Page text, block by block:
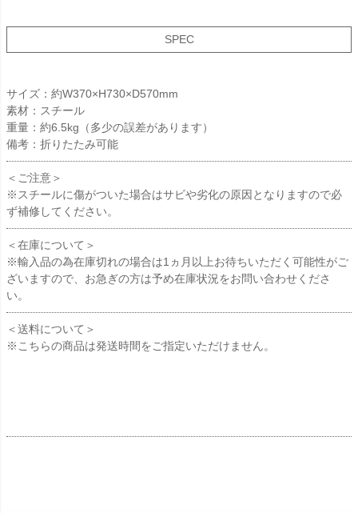
SPEC
サイズ：約W370×H730×D570mm
素材：スチール
重量：約6.5kg（多少の誤差があります）
備考：折りたたみ可能
＜ご注意＞
※スチールに傷がついた場合はサビや劣化の原因となりますので必
ず補修してください。
＜在庫について＞
※輸入品の為在庫切れの場合は1ヵ月以上お待ちいただく可能性がご
ざいますので、お急ぎの方は予め在庫状況をお問い合わせくださ
い。
＜送料について＞
※こちらの商品は発送時間をご指定いただけません。